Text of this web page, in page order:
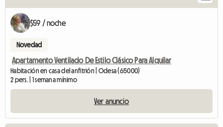
$59 / noche
Novedad
Apartamento Ventilado De Estilo Clásico Para Alquilar
Habitación en casa del anfitrión | Odesa (65000)
2 pers. | 1 semana mínimo
Ver anuncio